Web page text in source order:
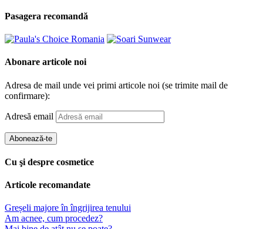
Pasagera recomandă
Abonare articole noi
Adresa de mail unde vei primi articole noi (se trimite mail de
confirmare):
Adresă email
Abonează-te
Cu şi despre cosmetice
Articole recomandate
Greșeli majore în îngrijirea tenului
Am acnee, cum procedez?